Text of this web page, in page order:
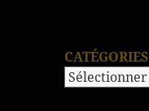
CATÉGORIES